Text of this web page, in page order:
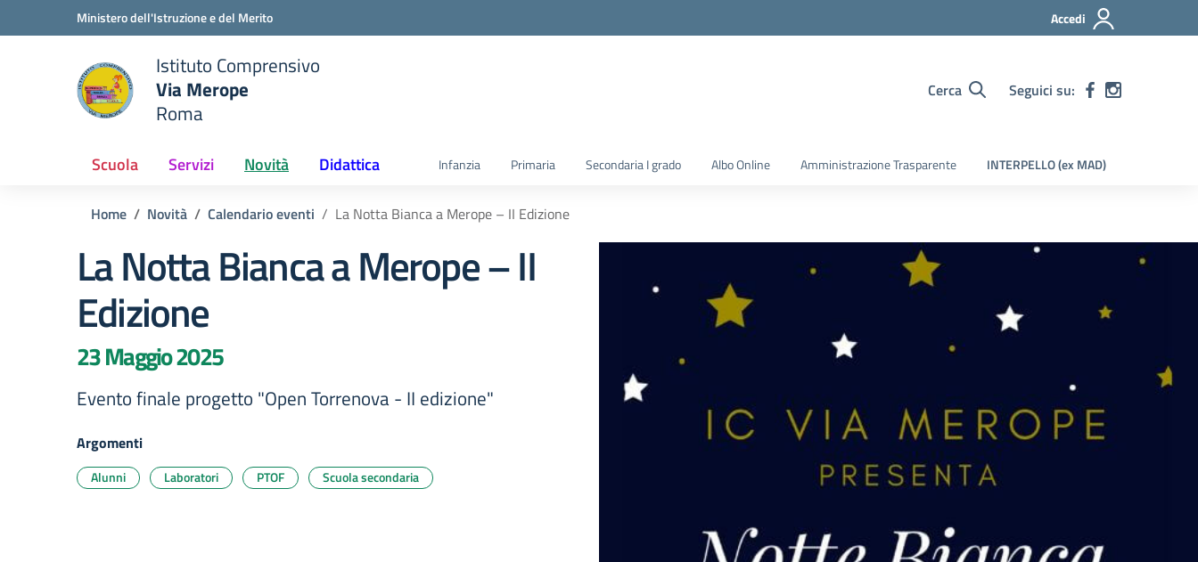
Vai ai contenuti
Vai al menu di navigazioneMinistero dell'Istruzione e del Merito Accedi
scuola
Istituto Comprensivo
Via Merope
Roma
Cerca Seguici su:
Scuola Servizi Novità Didattica Infanzia Primaria Secondaria I grado Albo Online Amministrazione Trasparente INTERPELLO (ex MAD)
Home Novità Calendario eventi La Notta Bianca a Merope – II Edizione
La Notta Bianca a Merope – II
Edizione
23 Maggio 2025
Evento finale progetto "Open Torrenova - II edizione"
Argomenti
Alunni Laboratori PTOF Scuola secondaria